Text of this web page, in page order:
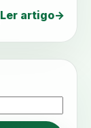
Ler artigo→